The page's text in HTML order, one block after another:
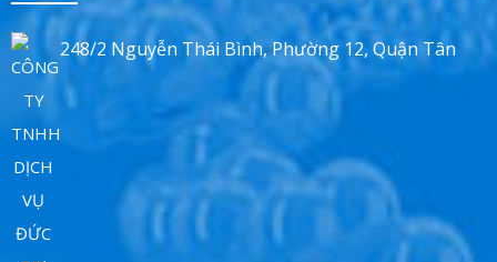
248/2 Nguyễn Thái Bình, Phường 12, Quận Tân